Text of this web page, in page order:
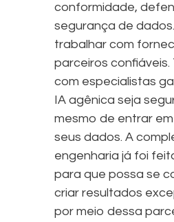
conformidade,
segurança de
trabalhar com
parceiros confiáveis.
com especialistas
IA agênica seja
mesmo de entrar
seus dados. A
engenharia já foi
para que possa se
criar resultados
por meio dessa